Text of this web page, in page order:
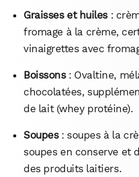
Graisses et huiles:
fromage à la crème,
vinaigrettes avec
Boissons: Ovaltine,
chocolatées,
de lait (whey protéine).
Soupes: soupes à la
soupes en conserve et
des produits laitiers.